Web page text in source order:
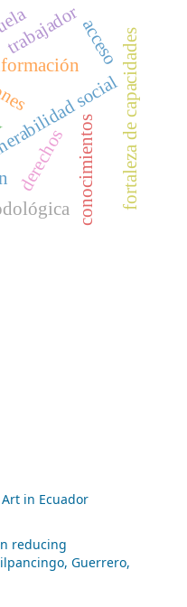
social
conocimientos fortaleza de capacidades
trabajador
derechos
acceso
in Ecuador
reducing
Guerrero,